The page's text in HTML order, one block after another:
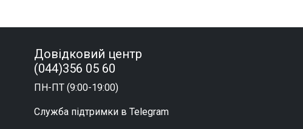
Довідковий центр
(044)356 05 60
ПН-ПТ (9:00-19:00)
Служба підтримки в Telegram